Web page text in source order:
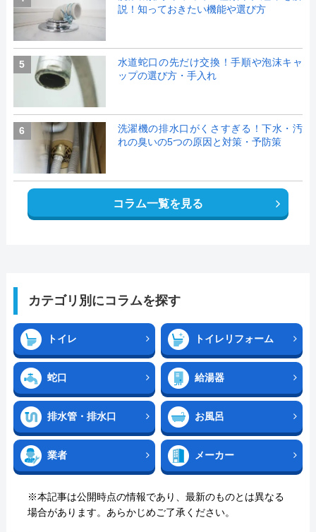
説！知っておきたい機能や選び方
5
水道蛇口の先だけ交換！手順や泡沫キャ
ップの選び方・手入れ
6
洗濯機の排水口がくさすぎる！下水・汚
れの臭いの5つの原因と対策・予防策
コラム一覧を見る
カテゴリ別にコラムを探す
トイレ トイレリフォーム
蛇口 給湯器
排水管・排水口 お風呂
業者 メーカー
※本記事は公開時点の情報であり、最新のものとは異なる
場合があります。あらかじめご了承ください。